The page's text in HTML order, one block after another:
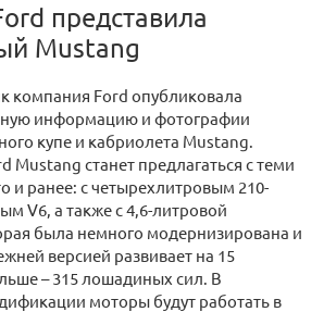
представила
Mustang
компания Ford опубликовала
информацию и фотографии
купе и кабриолета Mustang.
Mustang станет предлагаться с теми
и ранее: с четырехлитровым 210-
V6, а также с 4,6-литровой
была немного модернизирована и
версией развивает на 15
– 315 лошадиных сил. В
моторы будут работать в